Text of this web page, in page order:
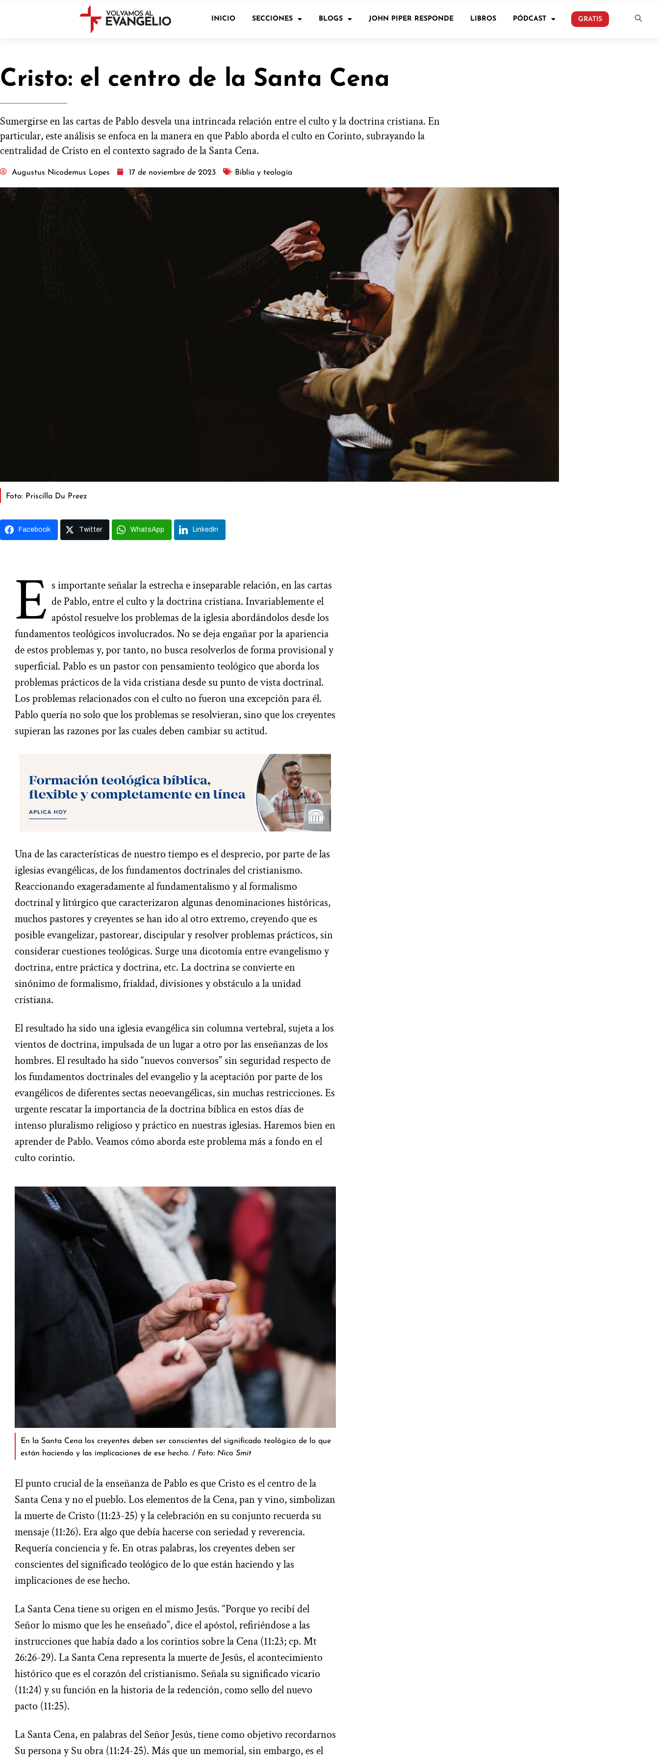
INICIO SECCIONES BLOGS JOHN PIPER RESPONDE LIBROS PÓDCAST GRATIS
Cristo: el centro de la Santa Cena
Sumergirse en las cartas de Pablo desvela una intrincada relación entre el culto y la doctrina cristiana. En
particular, este análisis se enfoca en la manera en que Pablo aborda el culto en Corinto, subrayando la
centralidad de Cristo en el contexto sagrado de la Santa Cena.
Augustus Nicodemus Lopes 17 de noviembre de 2023 Biblia y teología
Foto: Priscilla Du Preez
Facebook Twitter WhatsApp LinkedIn
E s importante señalar la estrecha e inseparable relación, en las cartas
de Pablo, entre el culto y la doctrina cristiana. Invariablemente el
apóstol resuelve los problemas de la iglesia abordándolos desde los
fundamentos teológicos involucrados. No se deja engañar por la apariencia
de estos problemas y, por tanto, no busca resolverlos de forma provisional y
superficial. Pablo es un pastor con pensamiento teológico que aborda los
problemas prácticos de la vida cristiana desde su punto de vista doctrinal.
Los problemas relacionados con el culto no fueron una excepción para él.
Pablo quería no solo que los problemas se resolvieran, sino que los creyentes
supieran las razones por las cuales deben cambiar su actitud.
Una de las características de nuestro tiempo es el desprecio, por parte de las
iglesias evangélicas, de los fundamentos doctrinales del cristianismo.
Reaccionando exageradamente al fundamentalismo y al formalismo
doctrinal y litúrgico que caracterizaron algunas denominaciones históricas,
muchos pastores y creyentes se han ido al otro extremo, creyendo que es
posible evangelizar, pastorear, discipular y resolver problemas prácticos, sin
considerar cuestiones teológicas. Surge una dicotomía entre evangelismo y
doctrina, entre práctica y doctrina, etc. La doctrina se convierte en
sinónimo de formalismo, frialdad, divisiones y obstáculo a la unidad
cristiana.
El resultado ha sido una iglesia evangélica sin columna vertebral, sujeta a los
vientos de doctrina, impulsada de un lugar a otro por las enseñanzas de los
hombres. El resultado ha sido “nuevos conversos” sin seguridad respecto de
los fundamentos doctrinales del evangelio y la aceptación por parte de los
evangélicos de diferentes sectas neoevangélicas, sin muchas restricciones. Es
urgente rescatar la importancia de la doctrina bíblica en estos días de
intenso pluralismo religioso y práctico en nuestras iglesias. Haremos bien en
aprender de Pablo. Veamos cómo aborda este problema más a fondo en el
culto corintio.
En la Santa Cena los creyentes deben ser conscientes del significado teológico de lo que
están haciendo y las implicaciones de ese hecho. / Foto: Nico Smit
El punto crucial de la enseñanza de Pablo es que Cristo es el centro de la
Santa Cena y no el pueblo. Los elementos de la Cena, pan y vino, simbolizan
la muerte de Cristo (11:23-25) y la celebración en su conjunto recuerda su
mensaje (11:26). Era algo que debía hacerse con seriedad y reverencia.
Requería conciencia y fe. En otras palabras, los creyentes deben ser
conscientes del significado teológico de lo que están haciendo y las
implicaciones de ese hecho.
La Santa Cena tiene su origen en el mismo Jesús. “Porque yo recibí del
Señor lo mismo que les he enseñado”, dice el apóstol, refiriéndose a las
instrucciones que había dado a los corintios sobre la Cena (11:23; cp. Mt
26:26-29). La Santa Cena representa la muerte de Jesús, el acontecimiento
histórico que es el corazón del cristianismo. Señala su significado vicario
(11:24) y su función en la historia de la redención, como sello del nuevo
pacto (11:25).
La Santa Cena, en palabras del Señor Jesús, tiene como objetivo recordarnos
Su persona y Su obra (11:24-25). Más que un memorial, sin embargo, es el